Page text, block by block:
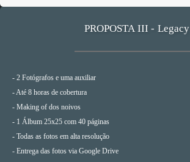
PROPOSTA III - Legacy
- 2 Fotógrafos e uma auxiliar
- Até 8 horas de cobertura
- Making of dos noivos
- 1 Álbum 25x25 com 40 páginas
- Todas as fotos em alta resolução
- Entrega das fotos via Google Drive